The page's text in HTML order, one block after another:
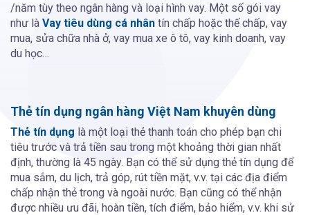
/năm tùy theo ngân hàng và loại hình vay. Một số gói vay
như là Vay tiêu dùng cá nhân tín chấp hoặc thế chấp, vay
mua, sửa chữa nhà ở, vay mua xe ô tô, vay kinh doanh, vay
du học…
Thẻ tín dụng ngân hàng Việt Nam khuyên dùng
Thẻ tín dụng là một loại thẻ thanh toán cho phép bạn chi
tiêu trước và trả tiền sau trong một khoảng thời gian nhất
định, thường là 45 ngày. Bạn có thể sử dụng thẻ tín dụng để
mua sắm, du lịch, trả góp, rút tiền mặt, v.v. tại các địa điểm
chấp nhận thẻ trong và ngoài nước. Bạn cũng có thể nhận
được nhiều ưu đãi, hoàn tiền, tích điểm, bảo hiểm, v.v. khi sử